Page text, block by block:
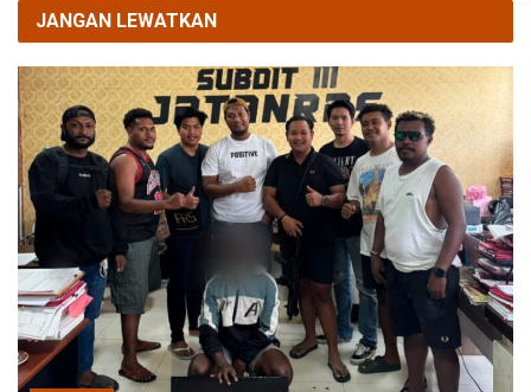
JANGAN LEWATKAN